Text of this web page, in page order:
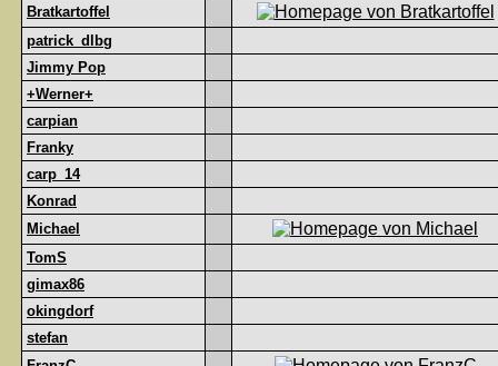
Bratkartoffel
patrick_dlbg
Jimmy Pop
+Werner+
carpian
Franky
carp_14
Konrad
Michael
TomS
gimax86
okingdorf
stefan